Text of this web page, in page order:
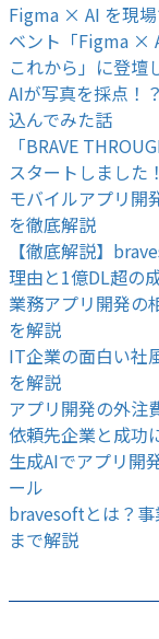
Figma × AI を現
ベント「Figma ×
これから」に登壇
AIが写真を採点！
込んでみた話
「BRAVE
スタートしました！
モバイルアプリ開
を徹底解説
【徹底解説】
理由と1億DL超の
業務アプリ開発の
を解説
IT企業の面白い社
を解説
アプリ開発の外注
依頼先企業と成功
生成AIでアプリ開
ール
bravesoftとは？
まで解説